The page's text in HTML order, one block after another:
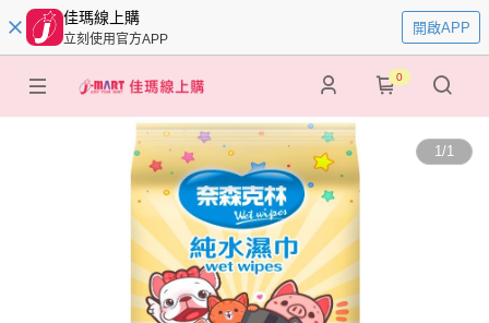
佳瑪線上購
立刻使用官方APP
開啟APP
0
1/1